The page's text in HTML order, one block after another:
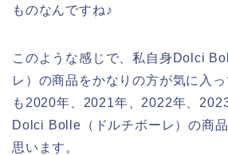
ものなんですね♪
このような感じで、私自身Dolci
レ）の商品をかなりの方が気に入
も2020年、2021年、2022年、
Dolci Bolle（ドルチボーレ）の商
思います。